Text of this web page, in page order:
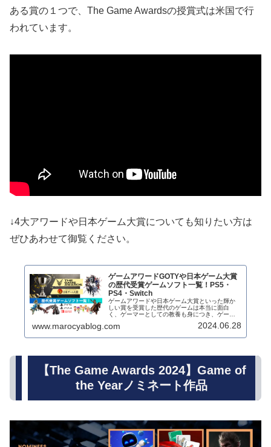
ある賞の１つで、The Game Awardsの授賞式は米国で行
われています。
↓4大アワードや日本ゲーム大賞についても知りたい方は
ぜひあわせて御覧ください。
ゲームアワードGOTYや日本ゲーム大賞
の歴代受賞ゲームソフト一覧！PS5・
PS4・Switch
ゲームアワードや日本ゲーム大賞といった輝か
しい賞を受賞した歴代のゲームは本当に面白
く、ゲーマーとしての教養も身につき、ゲーム
おなじみの作品まで、受賞作品を知れば知るほ
www.marocyablog.com 2024.06.28
【The Game Awards 2024】Game of
the Yearノミネート作品